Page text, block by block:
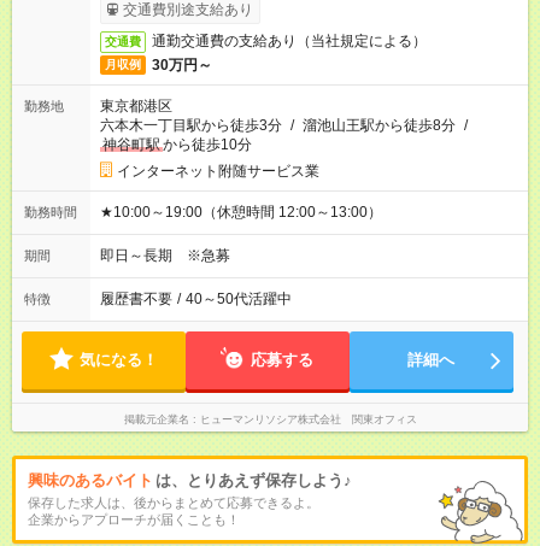
交通費別途支給あり
交通費 通勤交通費の支給あり（当社規定による）
月収例 30万円～
勤務地
東京都港区
六本木一丁目駅から徒歩3分 / 溜池山王駅から徒歩8分 /
神谷町駅から徒歩10分
インターネット附随サービス業
勤務時間 ★10:00～19:00（休憩時間 12:00～13:00）
期間 即日～長期 ※急募
特徴 履歴書不要 / 40～50代活躍中
気になる！ 応募する 詳細へ
掲載元企業名 ヒューマンリソシア株式会社 関東オフィス
興味のあるバイト は、とりあえず保存しよう♪
保存した求人は、後からまとめて応募できるよ。
企業からアプローチが届くことも！